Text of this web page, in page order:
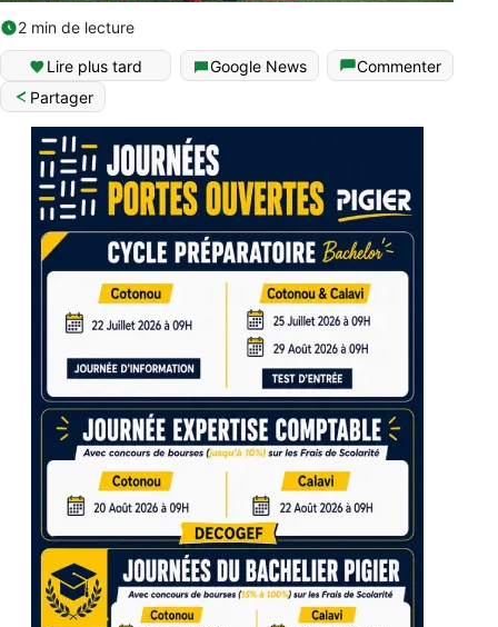
2 min de lecture
Lire plus tard Google News
Commenter
Partager